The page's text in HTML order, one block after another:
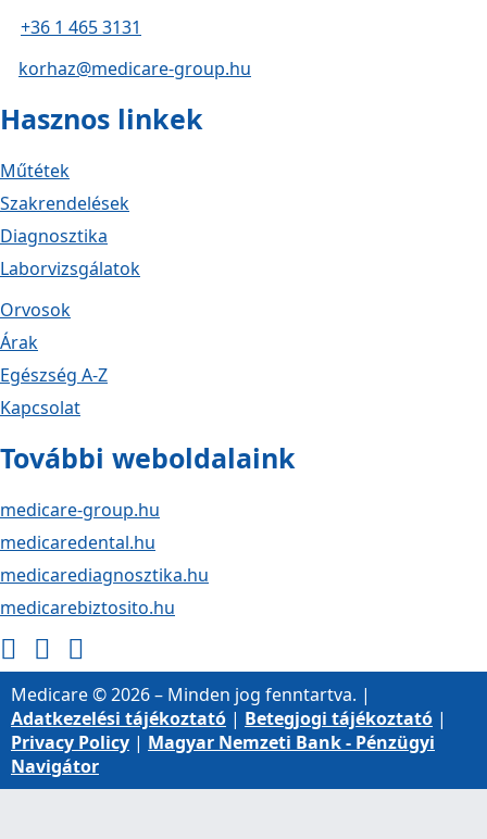
+36 1 465 3131
korhaz@medicare-group.hu
Hasznos linkek
Műtétek
Szakrendelések
Diagnosztika
Laborvizsgálatok
Orvosok
Árak
Egészség A-Z
Kapcsolat
További weboldalaink
medicare-group.hu
medicaredental.hu
medicarediagnosztika.hu
medicarebiztosito.hu
Medicare © 2026 – Minden jog fenntartva. |
Adatkezelési tájékoztató | Betegjogi tájékoztató |
Privacy Policy | Magyar Nemzeti Bank - Pénzügyi
Navigátor